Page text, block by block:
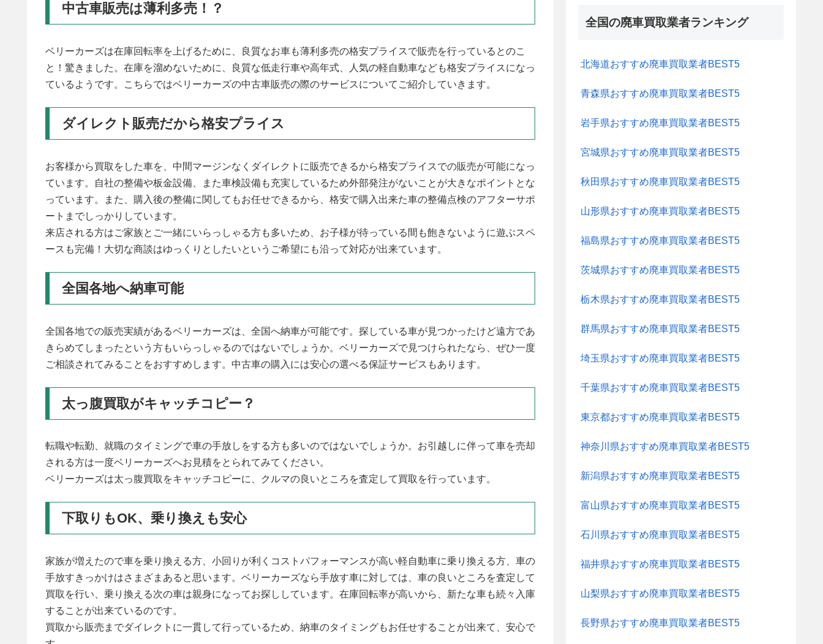
中古車販売は薄利多売！？
ベリーカーズは在庫回転率を上げるために、良質なお車も薄利多売の格安プライスで販売を行っているとのこ
と！驚きました。在庫を溜めないために、良質な低走行車や高年式、人気の軽自動車なども格安プライスになっ
ているようです。こちらではベリーカーズの中古車販売の際のサービスについてご紹介していきます。
ダイレクト販売だから格安プライス
お客様から買取をした車を、中間マージンなくダイレクトに販売できるから格安プライスでの販売が可能になっ
ています。自社の整備や板金設備、また車検設備も充実しているため外部発注がないことが大きなポイントとな
っています。また、購入後の整備に関してもお任せできるから、格安で購入出来た車の整備点検のアフターサポ
ートまでしっかりしています。
来店される方はご家族とご一緒にいらっしゃる方も多いため、お子様が待っている間も飽きないように遊ぶスペ
ースも完備！大切な商談はゆっくりとしたいというご希望にも沿って対応が出来ています。
全国各地へ納車可能
全国各地での販売実績があるベリーカーズは、全国へ納車が可能です。探している車が見つかったけど遠方であ
きらめてしまったという方もいらっしゃるのではないでしょうか。ベリーカーズで見つけられたなら、ぜひ一度
ご相談されてみることをおすすめします。中古車の購入には安心の選べる保証サービスもあります。
太っ腹買取がキャッチコピー？
転職や転勤、就職のタイミングで車の手放しをする方も多いのではないでしょうか。お引越しに伴って車を売却
される方は一度ベリーカーズへお見積をとられてみてください。
ベリーカーズは太っ腹買取をキャッチコピーに、クルマの良いところを査定して買取を行っています。
下取りもOK、乗り換えも安心
家族が増えたので車を乗り換える方、小回りが利くコストパフォーマンスが高い軽自動車に乗り換える方、車の
手放すきっかけはさまざまあると思います。ベリーカーズなら手放す車に対しては、車の良いところを査定して
買取を行い、乗り換える次の車は親身になってお探ししています。在庫回転率が高いから、新たな車も続々入庫
することが出来ているのです。
買取から販売までダイレクトに一貫して行っているため、納車のタイミングもお任せすることが出来て、安心で
全国の廃車買取業者ランキング
北海道おすすめ廃車買取業者BEST5
青森県おすすめ廃車買取業者BEST5
岩手県おすすめ廃車買取業者BEST5
宮城県おすすめ廃車買取業者BEST5
秋田県おすすめ廃車買取業者BEST5
山形県おすすめ廃車買取業者BEST5
福島県おすすめ廃車買取業者BEST5
茨城県おすすめ廃車買取業者BEST5
栃木県おすすめ廃車買取業者BEST5
群馬県おすすめ廃車買取業者BEST5
埼玉県おすすめ廃車買取業者BEST5
千葉県おすすめ廃車買取業者BEST5
東京都おすすめ廃車買取業者BEST5
神奈川県おすすめ廃車買取業者BEST5
新潟県おすすめ廃車買取業者BEST5
富山県おすすめ廃車買取業者BEST5
石川県おすすめ廃車買取業者BEST5
福井県おすすめ廃車買取業者BEST5
山梨県おすすめ廃車買取業者BEST5
長野県おすすめ廃車買取業者BEST5